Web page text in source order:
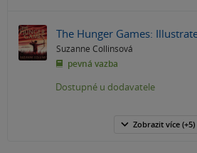
The Hunger Games:
Suzanne Collinsová
pevná vazba
Dostupné u dodavatele
Zobrazit více (+5)